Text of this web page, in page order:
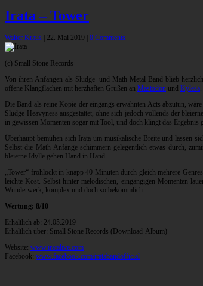
Irata – Tower
Walter Kraus 22. Mai 2019 0 Comments
(c) Small Stone Records
Von ihren Anfängen als Sludge- und Math-Metal-Band blieb
offene Klangflächen mit herzhaften Grüßen an Mastodon und Kylesa
Die Band als reine Kopie der eingangs erwähnten Acts abzutun,
Sludge-Heavyness ausgestattet, ohne sich jedoch vollends der
in gewissen Momenten sogar mit Tool, und doch klingt das Ergebnis
Überhaupt bemühen sich Irata um musikalische Breite und lassen
Selbst die Math-Anfänge schimmern gelegentlich etwas durch,
bleierne Idylle gehen Hand in Hand.
„Tower“ frohlockt in knapp 40 Minuten durch gleich mehrere
leichte Kost. Selbst hinter melodischen, eingängigen Momenten
Wunderwerk, komplex und doch so bekömmlich.
Wertung: 8/10
Erhältlich ab: 24.05.2019
Erhältlich über: Small Stone Records (Download-Album)
Website: www.iratalive.com
Facebook: www.facebook.com/iratabandofficial